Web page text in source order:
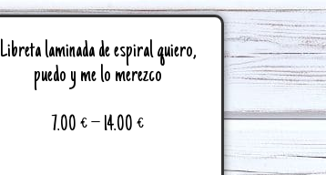
Libreta laminada de espiral quiero,
puedo y me lo merezco
7.00€– 14.00€